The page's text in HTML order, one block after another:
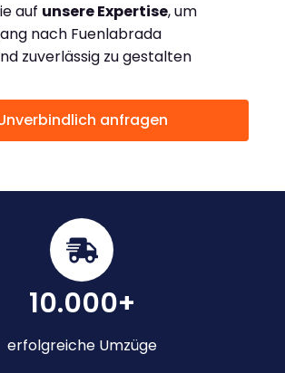
auf unsere Expertise, um
nach Fuenlabrada
zuverlässig zu gestalten
anfragen
10.000+
erfolgreiche Umzüge